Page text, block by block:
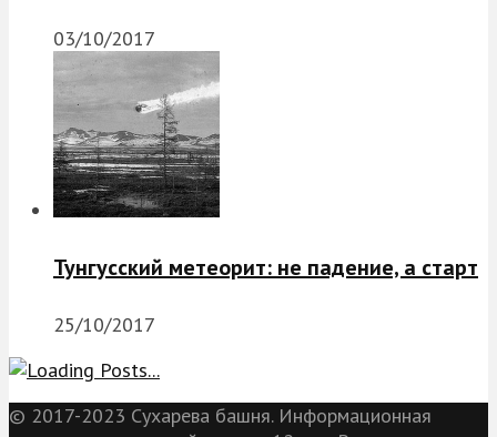
03/10/2017
Тунгусский метеорит: не падение, а старт
25/10/2017
© 2017-2023 Сухарева башня. Информационная